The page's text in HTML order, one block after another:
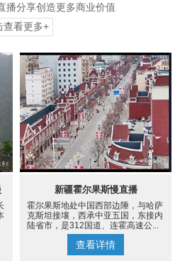
播分享创造更多商业价值
查看更多+
新疆霍尔果斯慢直播
霍尔果斯地处中国西部边陲，与哈萨
克斯坦接壤，西承中亚五国，东接内
陆省市，是312国道、连霍高速公...
查看详情